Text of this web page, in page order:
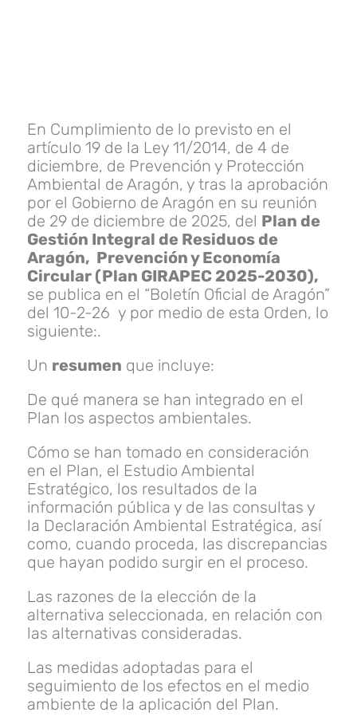
En Cumplimiento de lo previsto en el
artículo 19 de la Ley 11/2014, de 4 de
diciembre, de Prevención y Protección
Ambiental de Aragón, y tras la aprobación
por el Gobierno de Aragón en su reunión
de 29 de diciembre de 2025, del Plan de
Gestión Integral de Residuos de
Aragón, Prevención y Economía
Circular (Plan GIRAPEC 2025-2030),
se publica en el “Boletín Oficial de Aragón”
del 10-2-26 y por medio de esta Orden, lo
siguiente:.
Un resumen que incluye:
De qué manera se han integrado en el
Plan los aspectos ambientales.
Cómo se han tomado en consideración
en el Plan, el Estudio Ambiental
Estratégico, los resultados de la
información pública y de las consultas y
la Declaración Ambiental Estratégica, así
como, cuando proceda, las discrepancias
que hayan podido surgir en el proceso.
Las razones de la elección de la
alternativa seleccionada, en relación con
las alternativas consideradas.
Las medidas adoptadas para el
seguimiento de los efectos en el medio
ambiente de la aplicación del Plan.